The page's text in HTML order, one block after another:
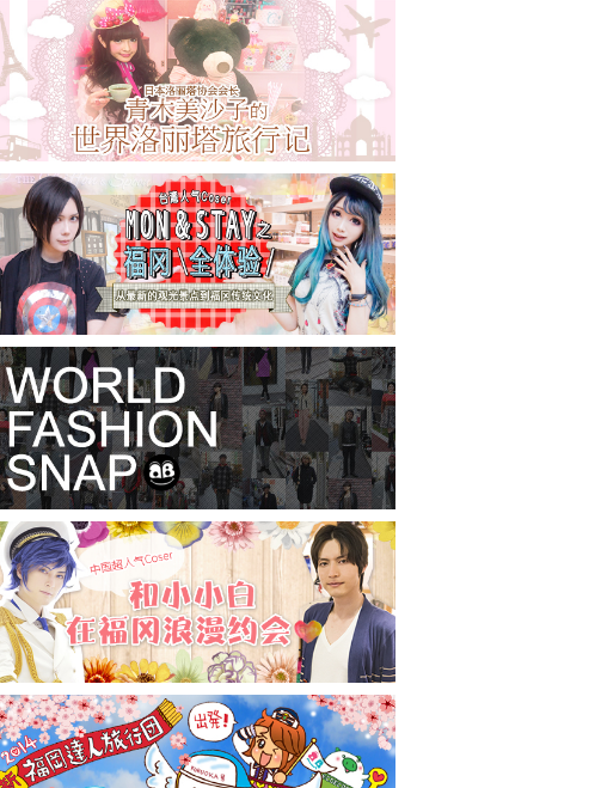
2023.02.28
东筑轩 折尾本社乌冬店